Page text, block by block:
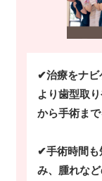
✔治療をナビ
より歯型取
から手術ま
✔手術時間も
み、腫れな